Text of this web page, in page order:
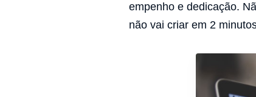
empenho e dedicação.
não vai criar em 2